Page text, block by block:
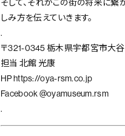
そして、それがこの街の将来に繋
しみ方を伝えていきます。
.
〒321-0345 栃木県宇都宮市大
担当 北館 光康
HPhttps://oya-rsm.co.jp
Facebook@oyamuseum.rsm
.